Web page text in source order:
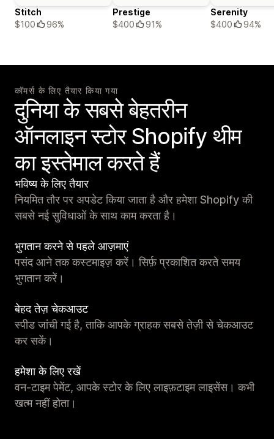
Stitch
$100
96%
Prestige
$400
91%
Serenity
$400
94%
कॉमर्स के लिए तैयार किया गया
दुनिया के सबसे बेहतरीन
ऑनलाइन स्टोर Shopify थीम
का इस्तेमाल करते हैं
भविष्य के लिए तैयार
नियमित तौर पर अपडेट किया जाता है और हमेशा Shopify की
सबसे नई सुविधाओं के साथ काम करता है।
भुगतान करने से पहले आज़माएं
पसंद आने तक कस्टमाइज़ करें। सिर्फ़ प्रकाशित करते समय
भुगतान करें।
बेहद तेज़ चेकआउट
स्पीड जांची गई है, ताकि आपके ग्राहक सबसे तेज़ी से चेकआउट
कर सकें।
हमेशा के लिए रखें
वन-टाइम पेमेंट, आपके स्टोर के लिए लाइफ़टाइम लाइसेंस। कभी
खत्म नहीं होता।